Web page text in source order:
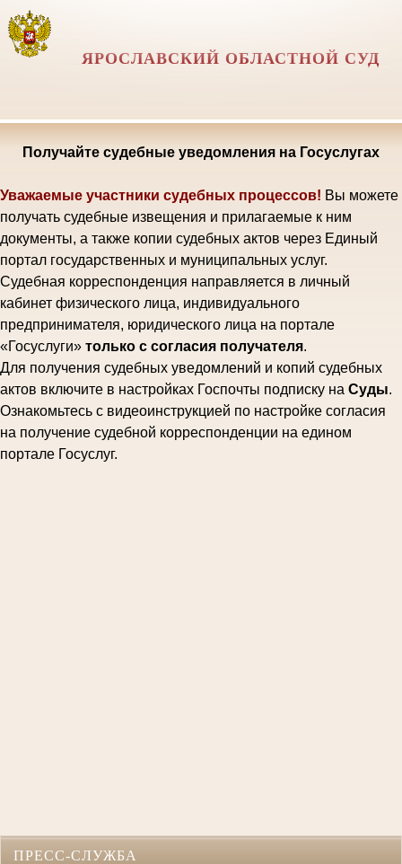
ЯРОСЛАВСКИЙ ОБЛАСТНОЙ СУД
Получайте судебные уведомления на Госуслугах
Уважаемые участники судебных процессов! Вы можете
получать судебные извещения и прилагаемые к ним
документы, а также копии судебных актов через Единый
портал государственных и муниципальных услуг.
Судебная корреспонденция направляется в личный
кабинет физического лица, индивидуального
предпринимателя, юридического лица на портале
«Госуслуги» только с согласия получателя.
Для получения судебных уведомлений и копий судебных
актов включите в настройках Госпочты подписку на Суды.
Ознакомьтесь с видеоинструкцией по настройке согласия
на получение судебной корреспонденции на едином
портале Госуслуг.
ПРЕСС-СЛУЖБА